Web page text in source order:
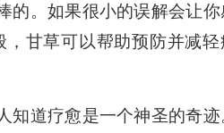
的。如果很小的误解会让你
甘草可以帮助预防并减轻
道疗愈是一个神圣的奇迹